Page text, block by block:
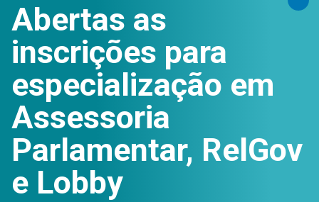
Abertas as
inscrições para
especialização em
Assessoria
Parlamentar, RelGov
e Lobby